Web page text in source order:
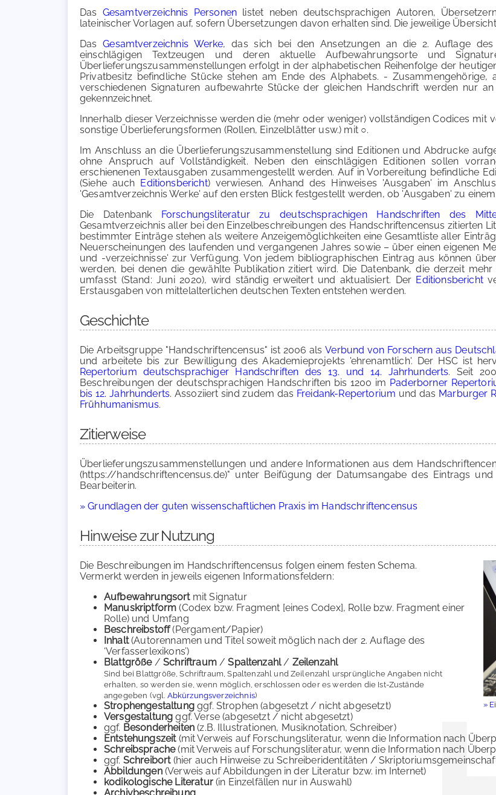
Das Gesamtverzeichnis Personen listet neben deutschsprachigen Autoren,
lateinischer Vorlagen auf, sofern Übersetzungen davon erhalten sind. Die jeweilige
DasGesamtverzeichnis Werke, das sich bei den Ansetzungen an die 2. Auflage des
einschlägigen Textzeugen und deren aktuelle Aufbewahrungsorte und
Überlieferungszusammenstellungen erfolgt in der alphabetischen Reihenfolge der
Privatbesitz befindliche Stücke stehen am Ende des Alphabets. -
verschiedenen Signaturen aufbewahrte Stücke der gleichen Handschrift werden nur
gekennzeichnet.
Innerhalb dieser Verzeichnisse werden die (mehr oder weniger) vollständigen Codices
sonstige Überlieferungsformen (Rollen, Einzelblätter usw.) mit ○.
Im Anschluss an die Überlieferungszusammenstellung sind Editionen und Abdrucke
ohne Anspruch auf Vollständigkeit. Neben den einschlägigen Editionen sollen
erschienenen Textausgaben zusammengestellt werden. Auf in Vorbereitung befindliche
(Siehe auch Editionsbericht) verwiesen. Anhand des Hinweises 'Ausgaben' im
'Gesamtverzeichnis Werke' auf den ersten Blick festgestellt werden, ob 'Ausgaben' zu
Die Datenbank Forschungsliteratur zu deutschsprachigen Handschriften des
Gesamtverzeichnis aller bei den Einzelbeschreibungen des Handschriftencensus zitierten
bestimmter Einträge stehen als weitere Anzeigemöglichkeiten eine Gesamtliste aller
Neuerscheinungen des laufenden und vergangenen Jahres sowie – über einen eigenen
und -verzeichnisse' zur Verfügung. Von jedem bibliographischen Eintrag aus können
werden, bei denen die gewählte Publikation zitiert wird. Die Datenbank, die derzeit
umfasst (Stand: Juni 2020), wird ständig erweitert und aktualisiert. Der Editionsbericht
Erstausgaben von mittelalterlichen deutschen Texten entstehen werden.
Geschichte
Die Arbeitsgruppe "Handschriftencensus" ist 2006 alsVerbund von Forschern aus
und arbeitete bis zur Bewilligung des Akademieprojekts 'ehrenamtlich'. Der HSC ist
Repertorium deutschsprachiger Handschriften des 13. und 14. Jahrhunderts. Seit
Beschreibungen der deutschsprachigen Handschriften bis 1200 im Paderborner
bis 12. Jahrhunderts. Assoziiert sind zudem das Freidank-Repertorium und das Marburger
Frühhumanismus.
Zitierweise
Überlieferungszusammenstellungen und andere Informationen aus dem
(https://handschriftencensus.de)" unter Beifügung der Datumsangabe des Eintrags
Bearbeiterin.
» Grundlagen der guten wissenschaftlichen Praxis im Handschriftencensus
Hinweise zur Nutzung
»
Die Beschreibungen im Handschriftencensus folgen einem festen Schema.
Vermerkt werden in jeweils eigenen Informationsfeldern:
Aufbewahrungsortmit Signatur
Manuskriptform (Codex bzw. Fragment [eines Codex], Rolle bzw. Fragment einer
Rolle) und Umfang
Beschreibstoff(Pergament/Papier)
Inhalt(Autorennamen und Titel soweit möglich nach der 2. Auflage des
‘Verfasserlexikons’)
Blattgröße/Schriftraum/Spaltenzahl/ Zeilenzahl
Sind bei Blattgröße, Schriftraum, Spaltenzahl und Zeilenzahl ursprüngliche Angaben nicht
erhalten, so werden sie, wenn möglich, erschlossen oder es werden die Ist-Zustände
angegeben (vgl. Abkürzungsverzeichnis)
Strophengestaltungggf. Strophen (abgesetzt / nicht abgesetzt)
Versgestaltung ggf. Verse (abgesetzt / nicht abgesetzt)
ggf. Besonderheiten (z.B. Illustrationen, Musiknotation, Schreiber)
Entstehungszeit(mit Verweis auf Forschungsliteratur, wenn die Information nach
Schreibsprache(mit Verweis auf Forschungsliteratur, wenn die Information nach
ggf. Schreibort(hier auch Hinweise zu Schreiberidentitäten /
Abbildungen(Verweis auf Abbildungen in der Literatur bzw. im Internet)
kodikologische Literatur(in Einzelfällen nur in Auswahl)